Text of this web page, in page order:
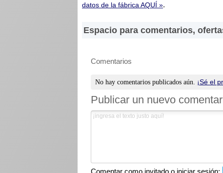
datos de la fábrica AQUÍ ».
Espacio para comentarios,
Comentarios
No hay comentarios publicados aún. ¡Sé el
Publicar un nuevo